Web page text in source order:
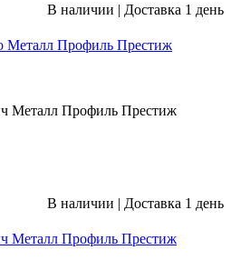
В наличии | Доставка 1 день
Металл Профиль Престиж
Металл Профиль Престиж
В наличии | Доставка 1 день
Металл Профиль Престиж